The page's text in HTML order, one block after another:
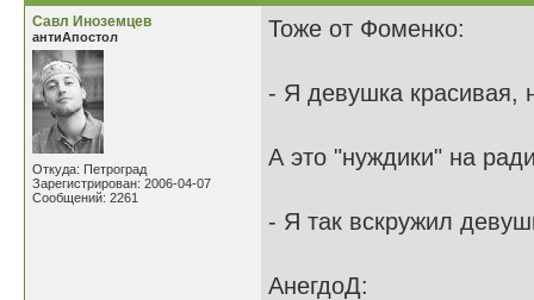
Савл Иноземцев
антиАпостол
Откуда: Петроград
Зарегистрирован: 2006-04-07
Сообщений: 2261
Тоже от Фоменко:
- Я девушка красивая,
А это "нуждики" на
- Я так вскружил
АнегдоД: